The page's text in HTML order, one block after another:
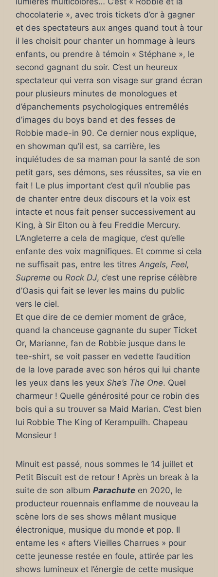
chocolaterie », avec trois tickets d’or à gagner
et des spectateurs aux anges quand tout à tour
il les choisit pour chanter un hommage à leurs
enfants, ou prendre à témoin « Stéphane », le
second gagnant du soir. C’est un heureux
spectateur qui verra son visage sur grand écran
pour plusieurs minutes de monologues et
d’épanchements psychologiques entremêlés
d’images du boys band et des fesses de
Robbie made-in 90. Ce dernier nous explique,
en showman qu’il est, sa carrière, les
inquiétudes de sa maman pour la santé de son
petit gars, ses démons, ses réussites, sa vie en
fait ! Le plus important c’est qu’il n’oublie pas
de chanter entre deux discours et la voix est
intacte et nous fait penser successivement au
King, à Sir Elton ou à feu Freddie Mercury.
L’Angleterre a cela de magique, c’est qu’elle
enfante des voix magnifiques. Et comme si cela
ne suffisait pas, entre les titres Angels, Feel,
Supreme ou Rock DJ, c’est une reprise célèbre
d’Oasis qui fait se lever les mains du public
vers le ciel.
Et que dire de ce dernier moment de grâce,
quand la chanceuse gagnante du super Ticket
Or, Marianne, fan de Robbie jusque dans le
tee-shirt, se voit passer en vedette l’audition
de la love parade avec son héros qui lui chante
les yeux dans les yeux She’s The One. Quel
charmeur ! Quelle générosité pour ce robin des
bois qui a su trouver sa Maid Marian. C’est bien
lui Robbie The King of Kerampuilh. Chapeau
Monsieur !
Minuit est passé, nous sommes le 14 juillet et
Petit Biscuit est de retour ! Après un break à la
suite de son album Parachute en 2020, le
producteur rouennais enflamme de nouveau la
scène lors de ses shows mêlant musique
électronique, musique du monde et pop. Il
entame les « afters Vieilles Charrues » pour
cette jeunesse restée en foule, attirée par les
shows lumineux et l’énergie de cette musique